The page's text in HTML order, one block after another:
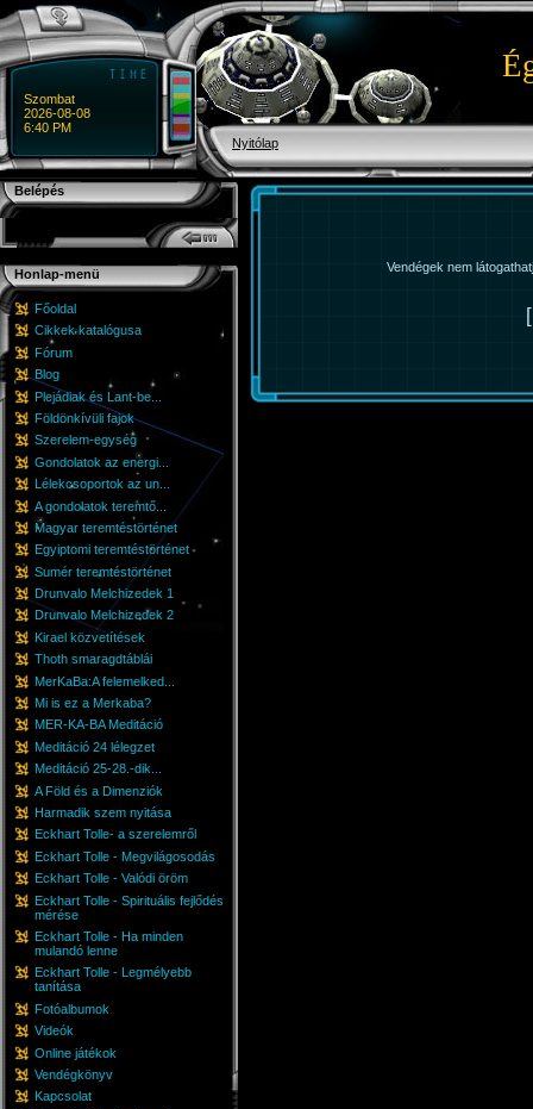
Szombat
2026-08-08
6:40 PM
Nyitólap
Belépés
Honlap-menü
Főoldal
Cikkek katalógusa
Fórum
Blog
Plejádiak és Lant-be...
Földönkívüli fajok
Szerelem-egység
Gondolatok az energi...
Lélekcsoportok az un...
A gondolatok teremtő...
Magyar teremtéstörténet
Egyiptomi teremtéstörténet
Sumér teremtéstörténet
Drunvalo Melchizedek 1
Drunvalo Melchizedek 2
Kirael közvetítések
Thoth smaragdtáblái
MerKaBa:A felemelked...
Mi is ez a Merkaba?
MER-KA-BA Meditáció
Meditáció 24 lélegzet
Meditáció 25-28.-dik...
A Föld és a Dimenziók
Harmadik szem nyitása
Eckhart Tolle- a szerelemről
Eckhart Tolle - Megvilágosodás
Eckhart Tolle - Valódi öröm
Eckhart Tolle - Spirituális fejlődés
mérése
Eckhart Tolle - Ha minden
mulandó lenne
Eckhart Tolle - Legmélyebb
tanítása
Fotóalbumok
Videók
Online játékok
Vendégkönyv
Kapcsolat
Vendégek nem